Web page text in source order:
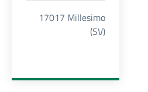
17017 Millesimo
(SV)